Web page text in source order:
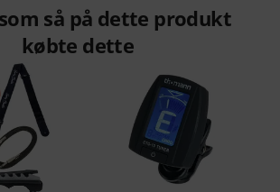
så på dette produkt
købte dette